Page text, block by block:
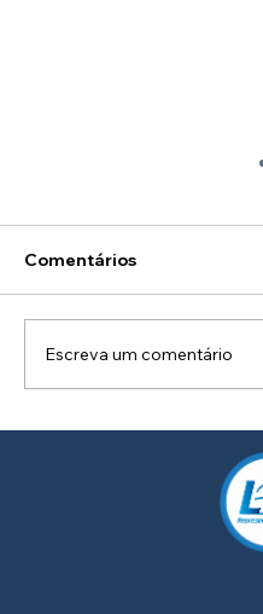
Personalizado
Comentários
Escreva um comentário